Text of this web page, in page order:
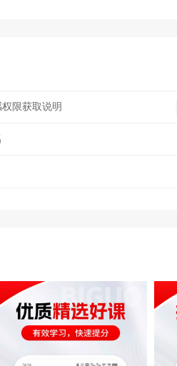
限获取说明